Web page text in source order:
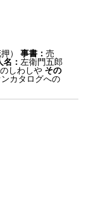
） 事書：売
名： 左衛門五郎
しわしや その
ンカタログへの